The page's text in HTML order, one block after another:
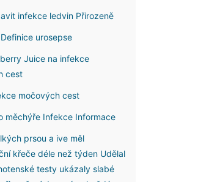
infekce ledvin Přirozeně
urosepse
Juice na infekce
cest
močových cest
měchýře Infekce Informace
prsou a ive měl
křeče déle než týden Udělal
testy ukázaly slabé